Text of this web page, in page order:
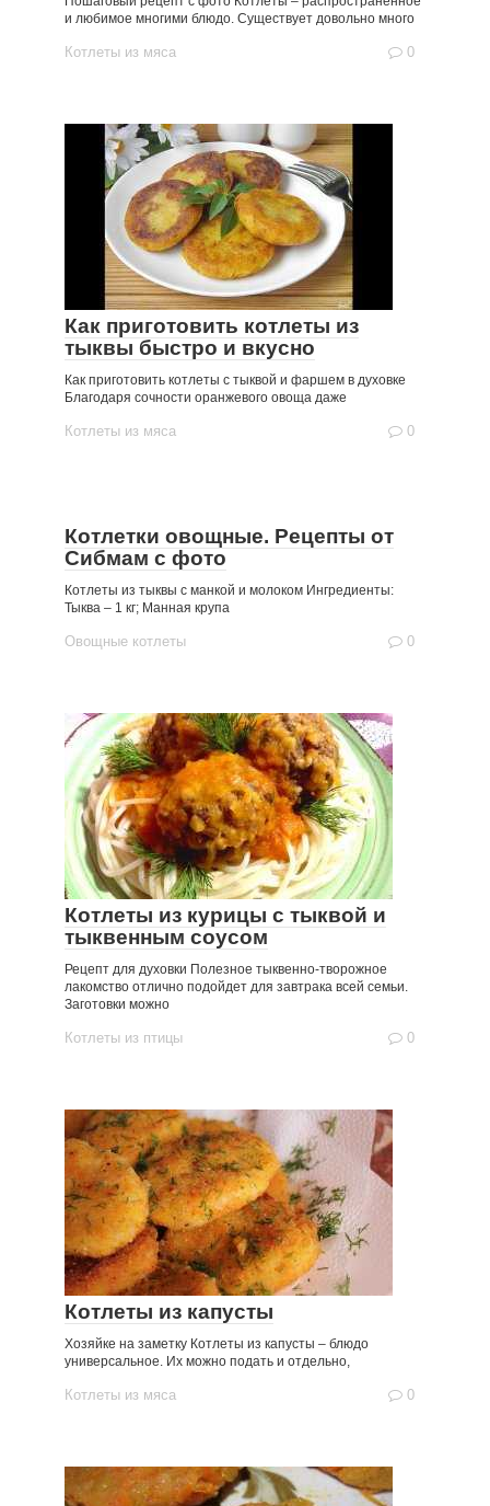
и любимое многими блюдо. Существует довольно много
Котлеты из мяса 0
Как приготовить котлеты из
тыквы быстро и вкусно
Как приготовить котлеты с тыквой и фаршем в духовке
Благодаря сочности оранжевого овоща даже
Котлеты из мяса 0
Котлетки овощные. Рецепты от
Сибмам с фото
Котлеты из тыквы с манкой и молоком Ингредиенты:
Тыква – 1 кг; Манная крупа
Овощные котлеты 0
Котлеты из курицы с тыквой и
тыквенным соусом
Рецепт для духовки Полезное тыквенно-творожное
лакомство отлично подойдет для завтрака всей семьи.
Заготовки можно
Котлеты из птицы 0
Котлеты из капусты
Хозяйке на заметку Котлеты из капусты – блюдо
универсальное. Их можно подать и отдельно,
Котлеты из мяса 0